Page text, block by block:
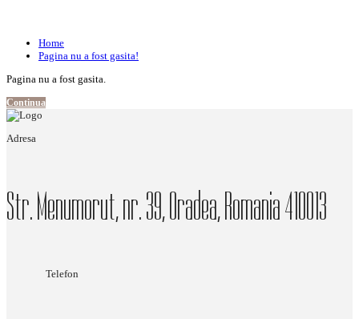
Home
Pagina nu a fost gasita!
Pagina nu a fost gasita.
Continua
Adresa
Str. Menumorut, nr. 39, Oradea, Romania 410013
Telefon